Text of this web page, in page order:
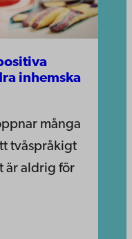
inhemska
många
tvåspråkigt
är aldrig för